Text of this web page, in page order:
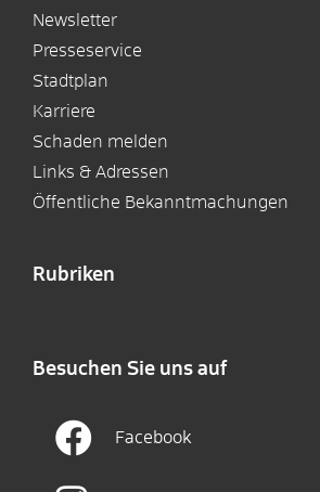
Newsletter
Presseservice
Stadtplan
Karriere
Schaden melden
Links & Adressen
Öffentliche Bekanntmachungen
Rubriken
Besuchen Sie uns auf
Facebook